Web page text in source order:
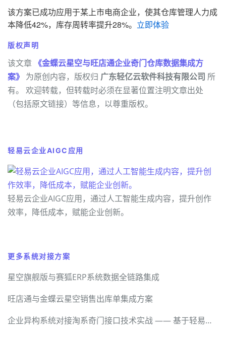
该方案已成功应用于某上市电商企业，使其仓库管理人力成
本降低42%，库存周转率提升28%。 立即体验
版权声明
该文章 《金蝶云星空与旺店通企业奇门仓库数据集成方
案》 为原创内容，版权归 广东轻亿云软件科技有限公司 所
有。 欢迎转载，但转载时必须在显著位置注明文章出处
（包括原文链接）等信息，以尊重版权。
轻易云企业AIGC应用
轻易云企业AIGC应用，通过人工智能生成内容，提升创作
效率，降低成本，赋能企业创新。
更多系统对接方案
星空旗舰版与赛狐ERP系统数据全链路集成
旺店通与金蝶云星空销售出库单集成方案
企业异构系统对接淘系奇门接口技术实战 —— 基于轻易云数据集成平台的全流程解密